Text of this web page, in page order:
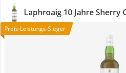
Laphroaig 10 Jahre Sherry
Preis-Leistungs-Sieger